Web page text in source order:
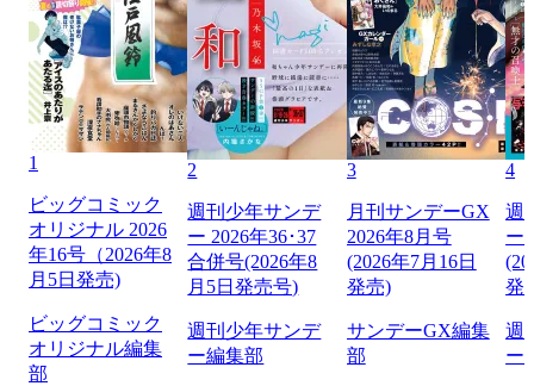
1
ビッグコミック
オリジナル 2026
年16号（2026年8
月5日発売)
ビッグコミック
オリジナル編集
部
2
週刊少年サンデ
ー 2026年36･37
合併号(2026年8
月5日発売号)
週刊少年サンデ
ー編集部
3
月刊サンデーGX
2026年8月号
(2026年7月16日
発売)
サンデーGX編集
部
4
週
ー
発
週
ー